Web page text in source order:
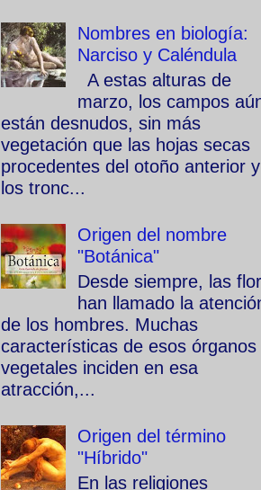
Nombres en biología:
Narciso y Caléndula
A estas alturas de
marzo, los campos
están desnudos, sin más
vegetación que las hojas secas
procedentes del otoño anterior y
los tronc...
Origen del nombre
"Botánica"
Desde siempre, las
han llamado la
de los hombres. Muchas
características de esos órganos
vegetales inciden en esa
atracción,...
Origen del término
"Híbrido"
En las religiones